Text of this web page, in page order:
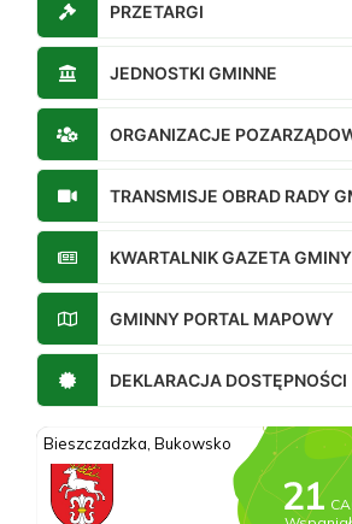
PRZETARGI
JEDNOSTKI GMINNE
ORGANIZACJE
TRANSMISJE OBRAD RADY
KWARTALNIK GAZETA GMINY
GMINNY PORTAL MAPOWY
DEKLARACJA DOSTĘPNOŚCI